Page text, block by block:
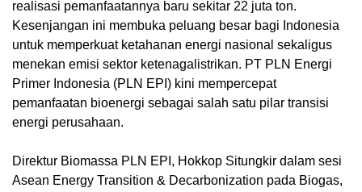
realisasi pemanfaatannya baru sekitar 22 juta ton.
Kesenjangan ini membuka peluang besar bagi Indonesia
untuk memperkuat ketahanan energi nasional sekaligus
menekan emisi sektor ketenagalistrikan. PT PLN Energi
Primer Indonesia (PLN EPI) kini mempercepat
pemanfaatan bioenergi sebagai salah satu pilar transisi
energi perusahaan.
‎Direktur Biomassa PLN EPI, Hokkop Situngkir dalam sesi
Asean Energy Transition & Decarbonization pada Biogas,